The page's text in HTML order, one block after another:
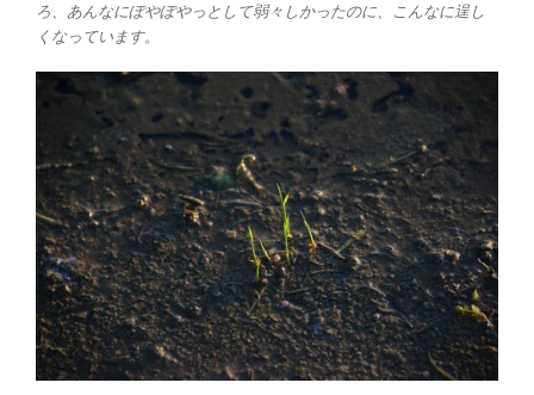
ろ、あんなにぽやぽやっとして弱々しかったのに、こんなに逞し
くなっています。